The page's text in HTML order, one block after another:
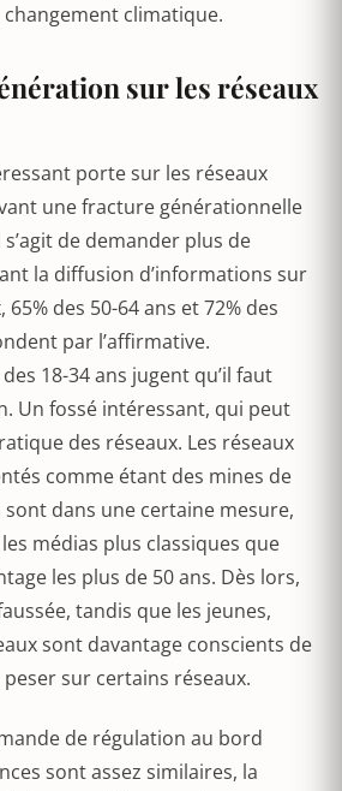
climatique.
sur les réseaux
porte sur les réseaux
une fracture générationnelle
de demander plus de
la diffusion d’informations sur
des 50-64 ans et 72% des
par l’affirmative.
18-34 ans jugent qu’il faut
Un fossé intéressant, qui peut
des réseaux. Les réseaux
comme étant des mines de
sont dans une certaine mesure,
médias plus classiques que
les plus de 50 ans. Dès lors,
tandis que les jeunes,
sont davantage conscients de
sur certains réseaux.
de régulation au bord
sont assez similaires, la